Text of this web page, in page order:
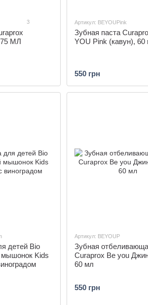
3
75 МЛ
Артикул: BEYOUPink
Зубная паста
YOU Pink (кавун), 60
550 грн
детей Bio
Kids
Артикул: BEYOUP
Зубная
Curaprox Be you
60 мл
550 грн